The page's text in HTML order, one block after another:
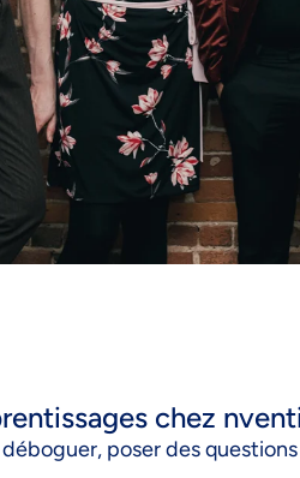
chez
poser des